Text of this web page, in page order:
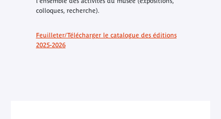
colloques, recherche).
Feuilleter/Télécharger le catalogue des éditions
2025-2026